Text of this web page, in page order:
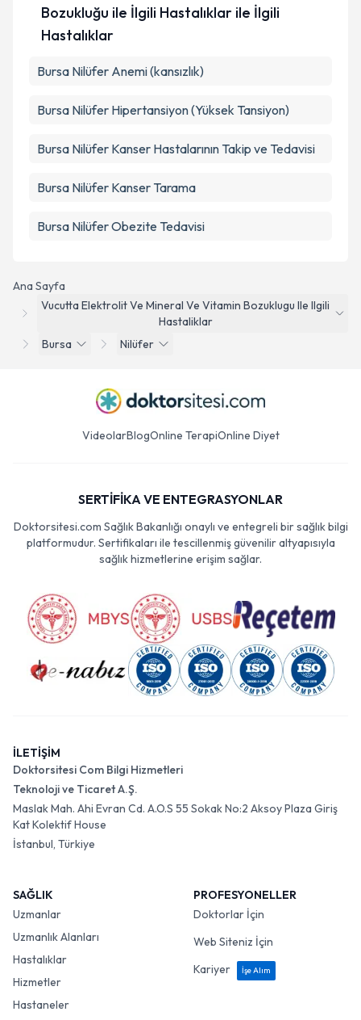
Ana Sayfa
Vucutta Elektrolit Ve Mineral Ve Vitamin Bozuklugu Ile Ilgili
Hastaliklar
Bursa
Nilüfer
Bozukluğu ile İlgili Hastalıklar ile İlgili
Hastalıklar
Bursa Nilüfer Anemi (kansızlık)
Bursa Nilüfer Hipertansiyon (Yüksek Tansiyon)
Bursa Nilüfer Kanser Hastalarının Takip ve Tedavisi
Bursa Nilüfer Kanser Tarama
Bursa Nilüfer Obezite Tedavisi
VideolarBlogOnline TerapiOnline Diyet
SERTİFİKA VE ENTEGRASYONLAR
Doktorsitesi.com Sağlık Bakanlığı onaylı ve entegreli bir sağlık bilgi
platformudur. Sertifikaları ile tescillenmiş güvenilir altyapısıyla
sağlık hizmetlerine erişim sağlar.
İLETİŞİM
Doktorsitesi Com Bilgi Hizmetleri
Teknoloji ve Ticaret A.Ş.
Maslak Mah. Ahi Evran Cd. A.O.S 55 Sokak No:2 Aksoy Plaza Giriş
Kat Kolektif House
İstanbul, Türkiye
SAĞLIK
Uzmanlar
Uzmanlık Alanları
Hastalıklar
Hizmetler
Hastaneler
PROFESYONELLER
Doktorlar İçin
Web Siteniz İçin
Kariyer
İşe Alım